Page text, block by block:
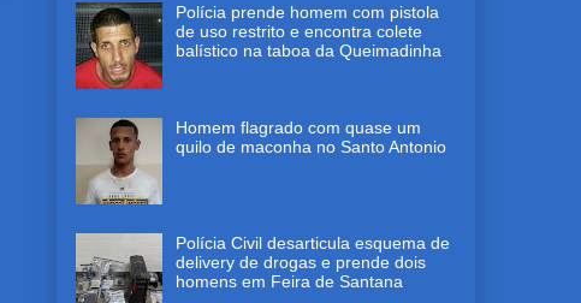
Polícia prende homem com pistola
de uso restrito e encontra colete
balístico na taboa da Queimadinha
Homem flagrado com quase um
quilo de maconha no Santo Antonio
Polícia Civil desarticula esquema de
delivery de drogas e prende dois
homens em Feira de Santana